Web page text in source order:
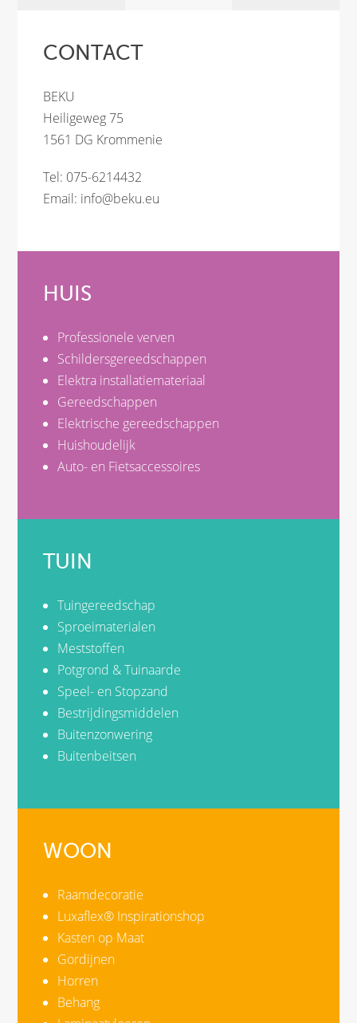
CONTACT
BEKU
Heiligeweg 75
1561 DG Krommenie
Tel: 075-6214432
Email: info@beku.eu
HUIS
Professionele verven
Schildersgereedschappen
Elektra installatiemateriaal
Gereedschappen
Elektrische gereedschappen
Huishoudelijk
Auto- en Fietsaccessoires
TUIN
Tuingereedschap
Sproeimaterialen
Meststoffen
Potgrond & Tuinaarde
Speel- en Stopzand
Bestrijdingsmiddelen
Buitenzonwering
Buitenbeitsen
WOON
Raamdecoratie
Luxaflex® Inspirationshop
Kasten op Maat
Gordijnen
Horren
Behang